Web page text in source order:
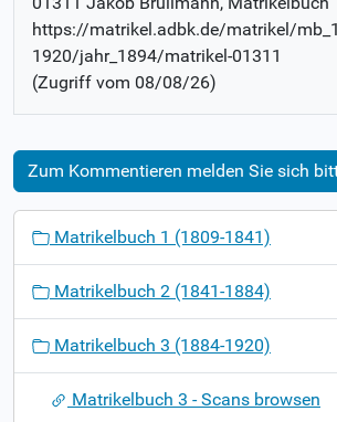
https://matrikel.adbk.de/matrikel/
1920/jahr_1894/matrikel-01311
(Zugriff vom 08/08/26)
Zum Kommentieren melden Sie sich
Matrikelbuch 1 (1809-1841)
Matrikelbuch 2 (1841-1884)
Matrikelbuch 3 (1884-1920)
Matrikelbuch 3 - Scans browsen